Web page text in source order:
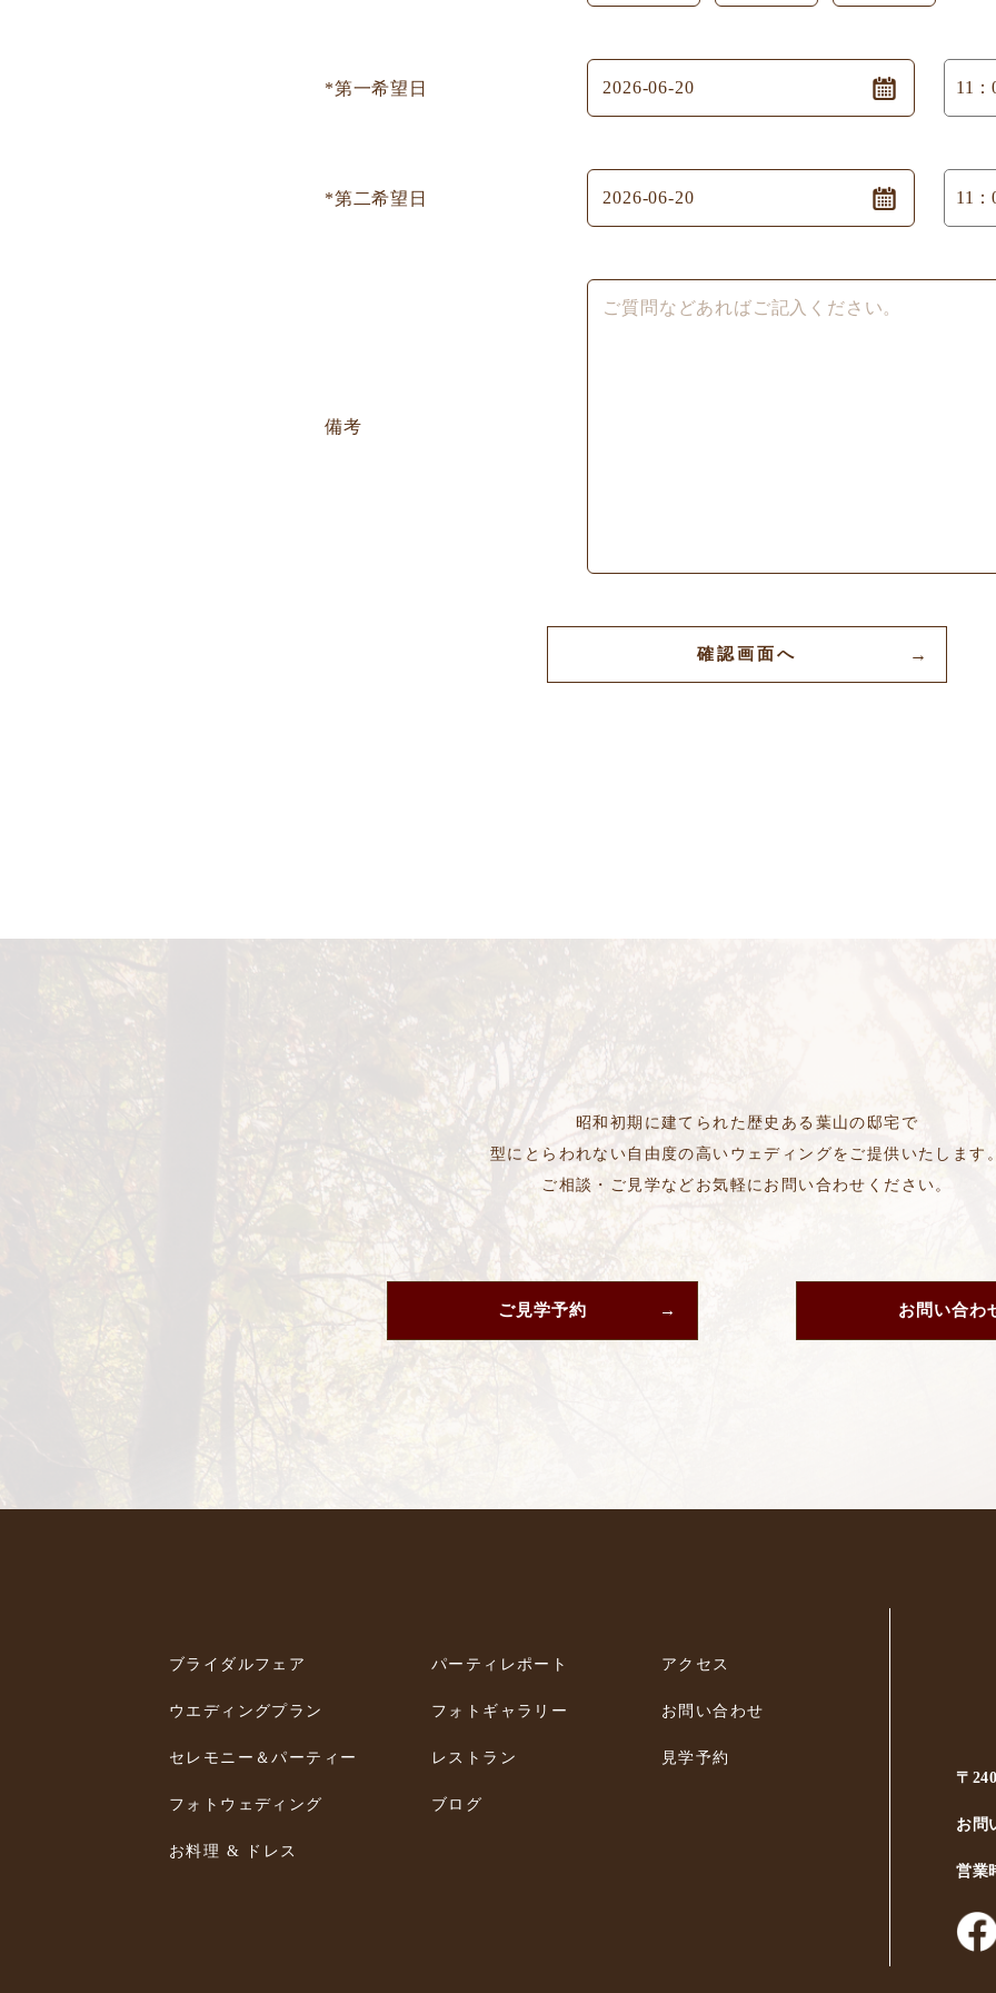
*第一希望日
*第二希望日
備考
昭和初期に建てられた歴史ある葉山の邸宅で
型にとらわれない自由度の高いウェディングをご提供いたします
ご相談・ご見学などお気軽にお問い合わせください。
ご見学予約 お問い合わ
ブライダルフェア
ウエディングプラン
セレモニー＆パーティー
フォトウェディング
お料理 & ドレス
パーティレポート
フォトギャラリー
レストラン
ブログ
アクセス
お問い合わせ
見学予約
〒
お問
営業